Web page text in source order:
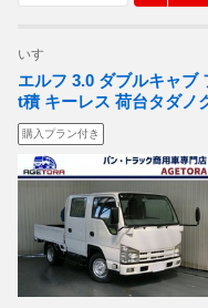
いすゞ
エルフ 3.0 ダブルキャブ
t積 キーレス 荷台タダノ
購入プラン付き